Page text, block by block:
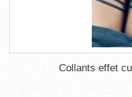
Collants effet